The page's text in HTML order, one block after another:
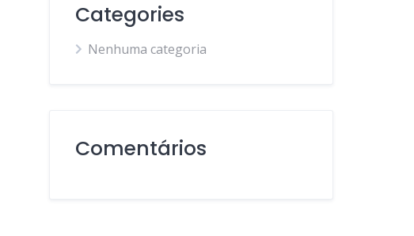
Categories
Nenhuma categoria
Comentários